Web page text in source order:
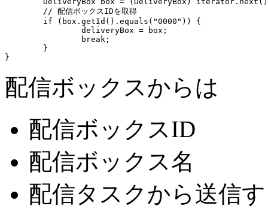
        // 配信ボックスIDを取得
配信ボックスからは
配信ボックスID
配信ボックス名
配信タスクから送信